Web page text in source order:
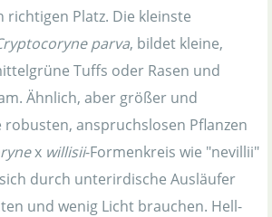
Platz. Die kleinste
parva, bildet kleine,
Tuffs oder Rasen und
Ähnlich, aber größer und
anspruchslosen Pflanzen
x willisii-Formenkreis wie "nevillii"
durch unterirdische Ausläufer
und wenig Licht brauchen. Hell-